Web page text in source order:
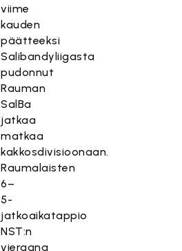
viime
kauden
päätteeksi
Salibandyliigasta
pudonnut
Rauman
SalBa
jatkaa
matkaa
kakkosdivisioonaan.
Raumalaisten
6–
5-
jatkoaikatappio
NST:n
vieraana